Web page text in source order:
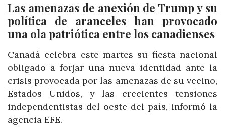
Las amenazas de anexión de Trump y su
política de aranceles han provocado
una ola patriótica entre los canadienses
Canadá celebra este martes su fiesta nacional
obligado a forjar una nueva identidad ante la
crisis provocada por las amenazas de su vecino,
Estados Unidos, y las crecientes tensiones
independentistas del oeste del país, informó la
agencia EFE.